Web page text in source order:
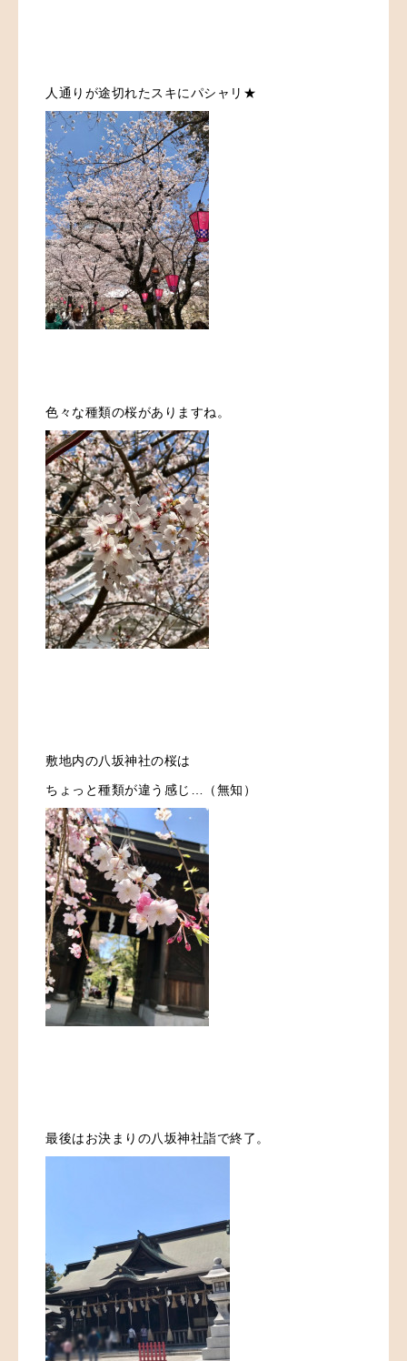
人通りが途切れたスキにパシャリ★
色々な種類の桜がありますね。
敷地内の八坂神社の桜は
ちょっと種類が違う感じ…（無知）
最後はお決まりの八坂神社詣で終了。